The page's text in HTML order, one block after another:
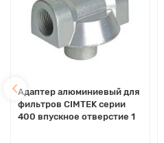
Адаптер алюминиевый для
фильтров CIMTEK серии
400 впускное отверстие 1